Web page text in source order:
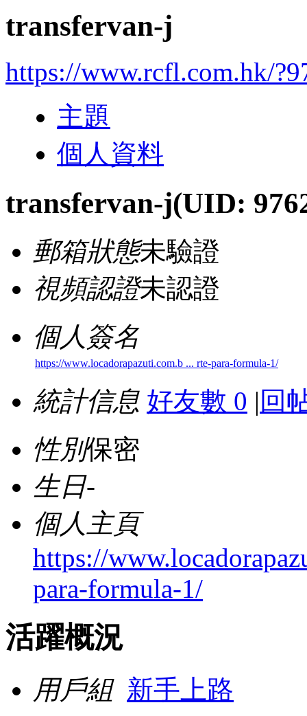
transfervan-j
https://www.rcfl.com.hk/
主題
個人資料
transfervan-j(UID:
郵箱狀態未驗證
視頻認證未認證
個人簽名
https://www.locadorapazuti.com.b ... rte-para-formula-1/
統計信息 好友數 0 | 回
性別保密
生日-
個人主頁
https://
para-formula-1/
活躍概況
用戶組 新手上路